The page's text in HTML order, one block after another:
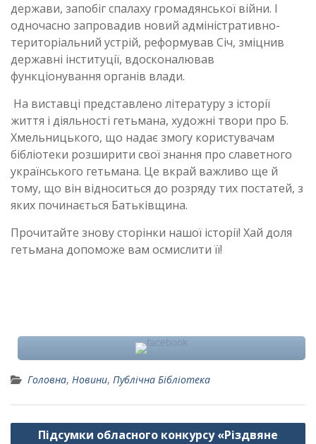
держави, запобіг спалаху громадянської війни. І
одночасно запровадив новий адміністративно-
територіальний устрій, реформував Січ, зміцнив
державні інституції, вдосконалював
функціонування органів влади.
На виставці представлено літературу з історії
життя і діяльності гетьмана, художні твори про Б.
Хмельницького, що надає змогу користувачам
бібліотеки розширити свої знання про славетного
українського гетьмана. Це вкрай важливо ще й
тому, що він відноситься до розряду тих постатей, з
яких починається Батьківщина.
Прочитайте знову сторінки нашої історії! Хай доля
гетьмана допоможе вам осмислити її!
Головна, Новини, Публічна Бібліотека
Навігація
Підсумки обласного конкурсу «Різдвяне